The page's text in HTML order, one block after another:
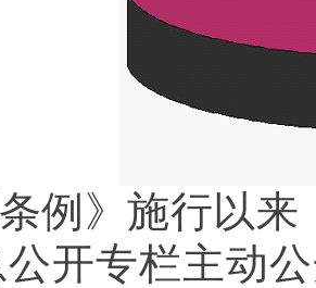
例》施行以来
公开专栏主动